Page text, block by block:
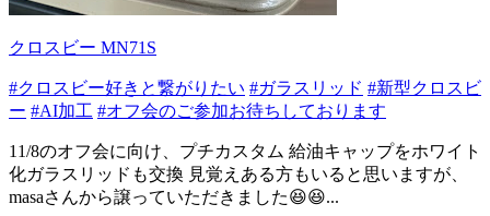
クロスビー MN71S
#クロスビー好きと繋がりたい #ガラスリッド #新型クロスビ
ー #AI加工 #オフ会のご参加お待ちしております
11/8のオフ会に向け、プチカスタム 給油キャップをホワイト
化ガラスリッドも交換 見覚えある方もいると思いますが、
masaさんから譲っていただきました😆😆...